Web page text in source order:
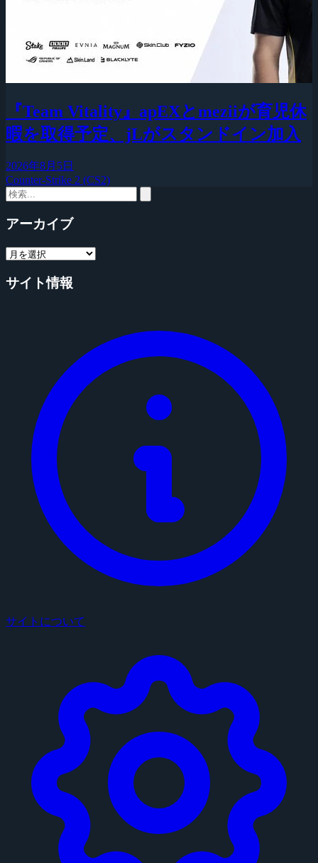
『Team Vitality』apEXとmeziiが育児休
暇を取得予定、jLがスタンドイン加入
2026年8月5日
Counter-Strike 2 (CS2)
アーカイブ
サイト情報
サイトについて